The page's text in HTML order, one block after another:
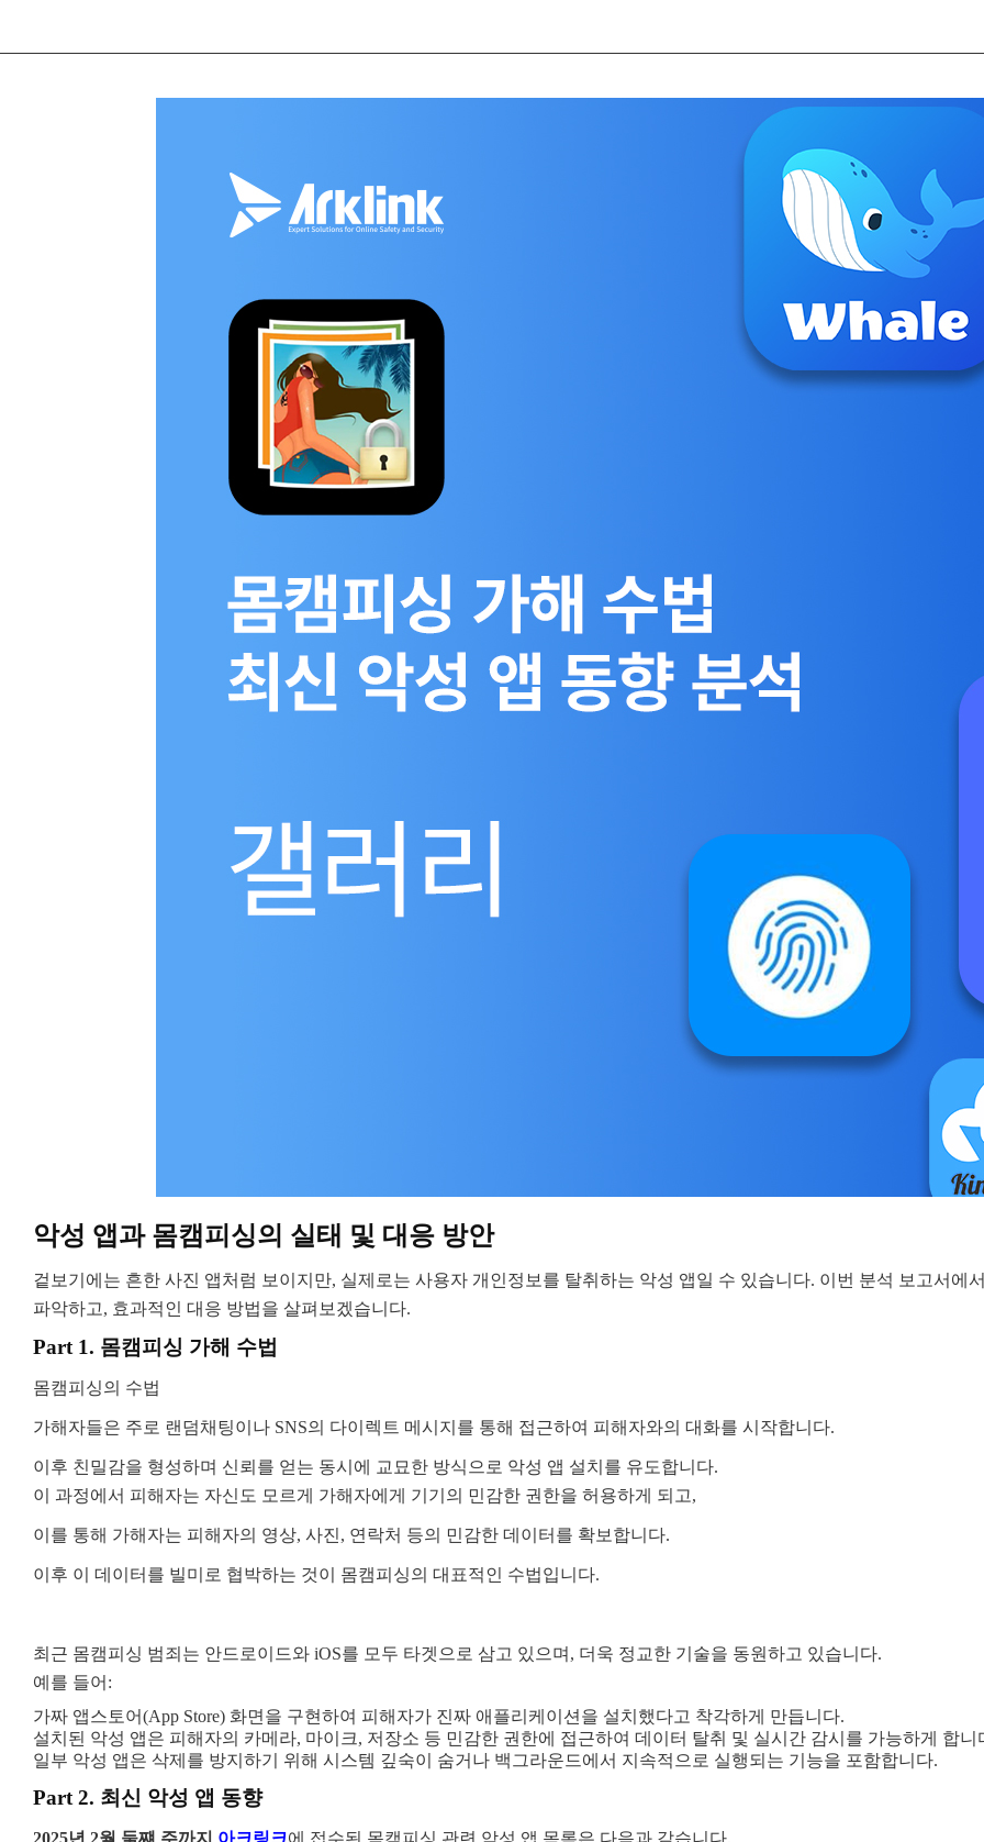
악성 앱과 몸캠피싱의 실태 및 대응 방안
겉보기에는 흔한 사진 앱처럼 보이지만, 실제로는 사용자 개인정보를 탈취하는 악성 앱일 수 있습니다. 이번 분석 보고서에
파악하고, 효과적인 대응 방법을 살펴보겠습니다.
Part 1. 몸캠피싱 가해 수법
몸캠피싱의 수법
가해자들은 주로 랜덤채팅이나 SNS의 다이렉트 메시지를 통해 접근하여 피해자와의 대화를 시작합니다.
이후 친밀감을 형성하며 신뢰를 얻는 동시에 교묘한 방식으로 악성 앱 설치를 유도합니다.
이 과정에서 피해자는 자신도 모르게 가해자에게 기기의 민감한 권한을 허용하게 되고,
이를 통해 가해자는 피해자의 영상, 사진, 연락처 등의 민감한 데이터를 확보합니다.
이후 이 데이터를 빌미로 협박하는 것이 몸캠피싱의 대표적인 수법입니다.
최근 몸캠피싱 범죄는 안드로이드와 iOS를 모두 타겟으로 삼고 있으며, 더욱 정교한 기술을 동원하고 있습니다.
예를 들어:
가짜 앱스토어(App Store) 화면을 구현하여 피해자가 진짜 애플리케이션을 설치했다고 착각하게 만듭니다.
설치된 악성 앱은 피해자의 카메라, 마이크, 저장소 등 민감한 권한에 접근하여 데이터 탈취 및 실시간 감시를 가능하게 합니
일부 악성 앱은 삭제를 방지하기 위해 시스템 깊숙이 숨거나 백그라운드에서 지속적으로 실행되는 기능을 포함합니다.
Part 2. 최신 악성 앱 동향
2025년 2월 둘쨰 주까지 아크링크에 접수된 몸캠피싱 관련 악성 앱 목록은 다음과 같습니다.